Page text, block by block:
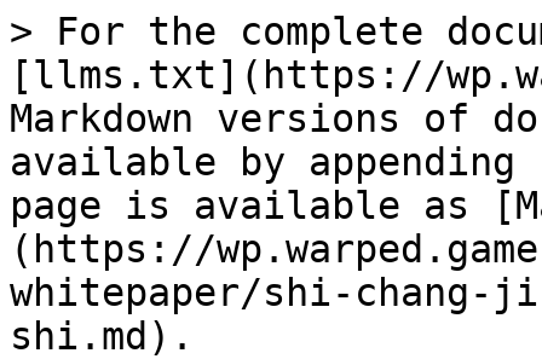
> For the complete
[llms.txt](https://
Markdown versions of
available by
page is available as
(https://
whitepaper/shi-chang-
shi.md).